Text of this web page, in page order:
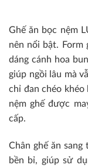
Ghế ăn bọc nệm
nên nổi bật. Form
dáng cánh hoa
giúp ngồi lâu mà
chỉ đan chéo khéo
nệm ghế được
cấp.
Chân ghế ăn
bền bỉ, giúp sử